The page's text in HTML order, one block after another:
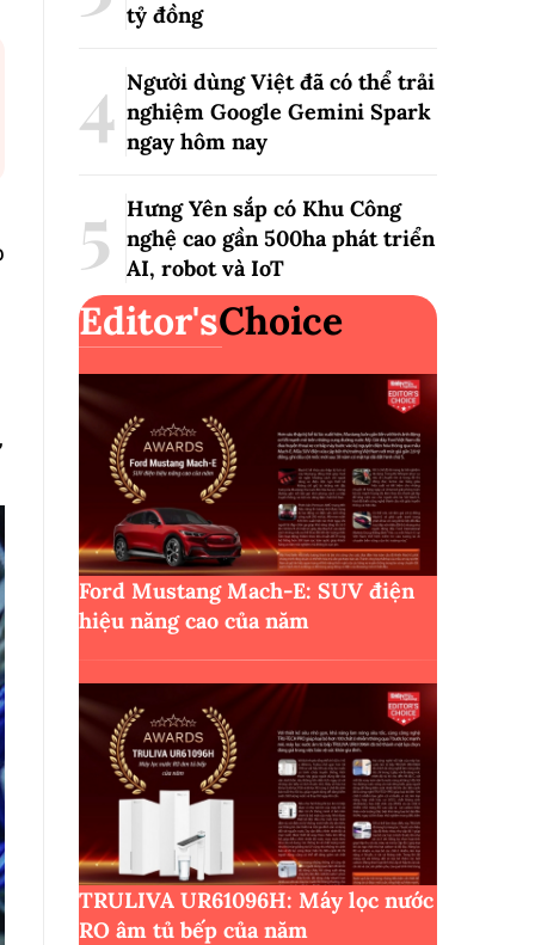
tỷ đồng
Người dùng Việt đã có thể trải
nghiệm Google Gemini Spark
ngay hôm nay
Hưng Yên sắp có Khu Công
nghệ cao gần 500ha phát triển
AI, robot và IoT
Editor'sChoice
Ford Mustang Mach-E: SUV điện
hiệu năng cao của năm
TRULIVA UR61096H: Máy lọc nước
RO âm tủ bếp của năm